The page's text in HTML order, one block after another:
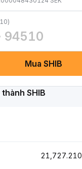
Mua SHIB
SHIB